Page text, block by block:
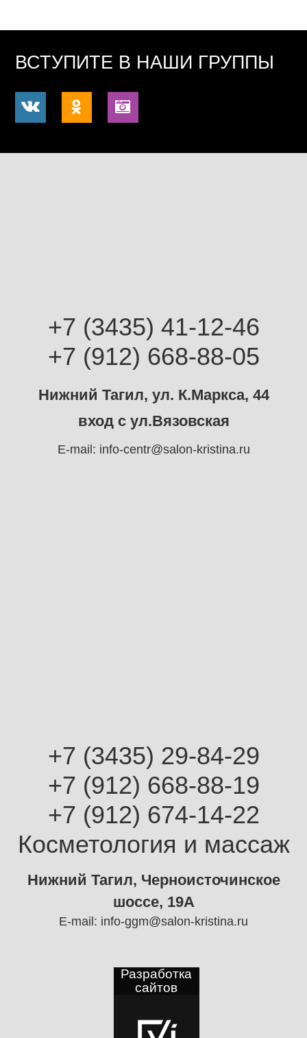
ВСТУПИТЕ В НАШИ ГРУППЫ
+7 (3435) 41-12-46
+7 (912) 668-88-05
Нижний Тагил, ул. К.Маркса, 44
вход с ул.Вязовская
E-mail: info-centr@salon-kristina.ru
+7 (3435) 29-84-29
+7 (912) 668-88-19
+7 (912) 674-14-22
Косметология и массаж
Нижний Тагил, Черноисточинское
шоссе, 19А
E-mail: info-ggm@salon-kristina.ru
Разработка
сайтов